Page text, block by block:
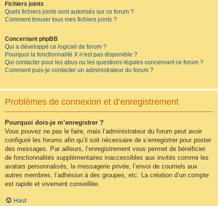
Fichiers joints
Quels fichiers joints sont autorisés sur ce forum ?
Comment trouver tous mes fichiers joints ?
Concernant phpBB
Qui a développé ce logiciel de forum ?
Pourquoi la fonctionnalité X n’est pas disponible ?
Qui contacter pour les abus ou les questions légales concernant ce forum ?
Comment puis-je contacter un administrateur du forum ?
Problèmes de connexion et d’enregistrement
Pourquoi dois-je m’enregistrer ?
Vous pouvez ne pas le faire, mais l’administrateur du forum peut avoir
configuré les forums afin qu’il soit nécessaire de s’enregistrer pour poster
des messages. Par ailleurs, l’enregistrement vous permet de bénéficier
de fonctionnalités supplémentaires inaccessibles aux invités comme les
avatars personnalisés, la messagerie privée, l’envoi de courriels aux
autres membres, l’adhésion à des groupes, etc. La création d’un compte
est rapide et vivement conseillée.
Haut